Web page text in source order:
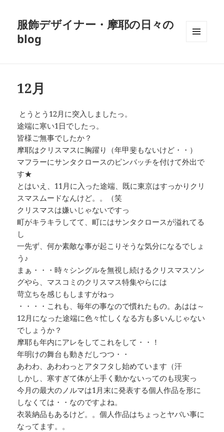
服飾デザイナー・摩耶の日々の
blog
12月
とうとう12月に突入しましたっ。
途端に寒い1日でしたっ。
皆様ご無事でしたか？
摩耶はクリスマスに胸躍り（年甲斐もないけど・・）
マフラーにサンタクロースのピンバッチを付けて外出で
す★
とはいえ、11月に入った途端、既に東京はすっかりクリ
スマスムードなんけど。。（笑
クリスマスは嫌いじゃないですっ
町がキラキラしてて、町にはサンタクロースが溢れてる
し
一先ず、何か素敵な事が起こりそうな気分になるでしょ
う♪
まぁ・・・時々シングルを無視し続けるクリスマスソン
グやら、マスコミのクリスマス特集やらには
苛立ちを感じもしますがねっ
・・・・これも、毎年の事なので慣れたもの。あはは～
12月になった途端に色々忙しくなる方も多いんじゃない
でしょうか？
摩耶も年内にアレをしてこれをして・・！
年明けの舞台も動きだしつつ・・
あわわ、あわわっとアタフタし始めています（汗
しかし、寒すぎて体が上手く動かないってのも現実っ
今月の最大のノルマは1月末に発表する個人作品を形に
しなくては・・なのですよね。
衣装納品もあるけど。。個人作品はちょっとヤバい事に
なってます。。